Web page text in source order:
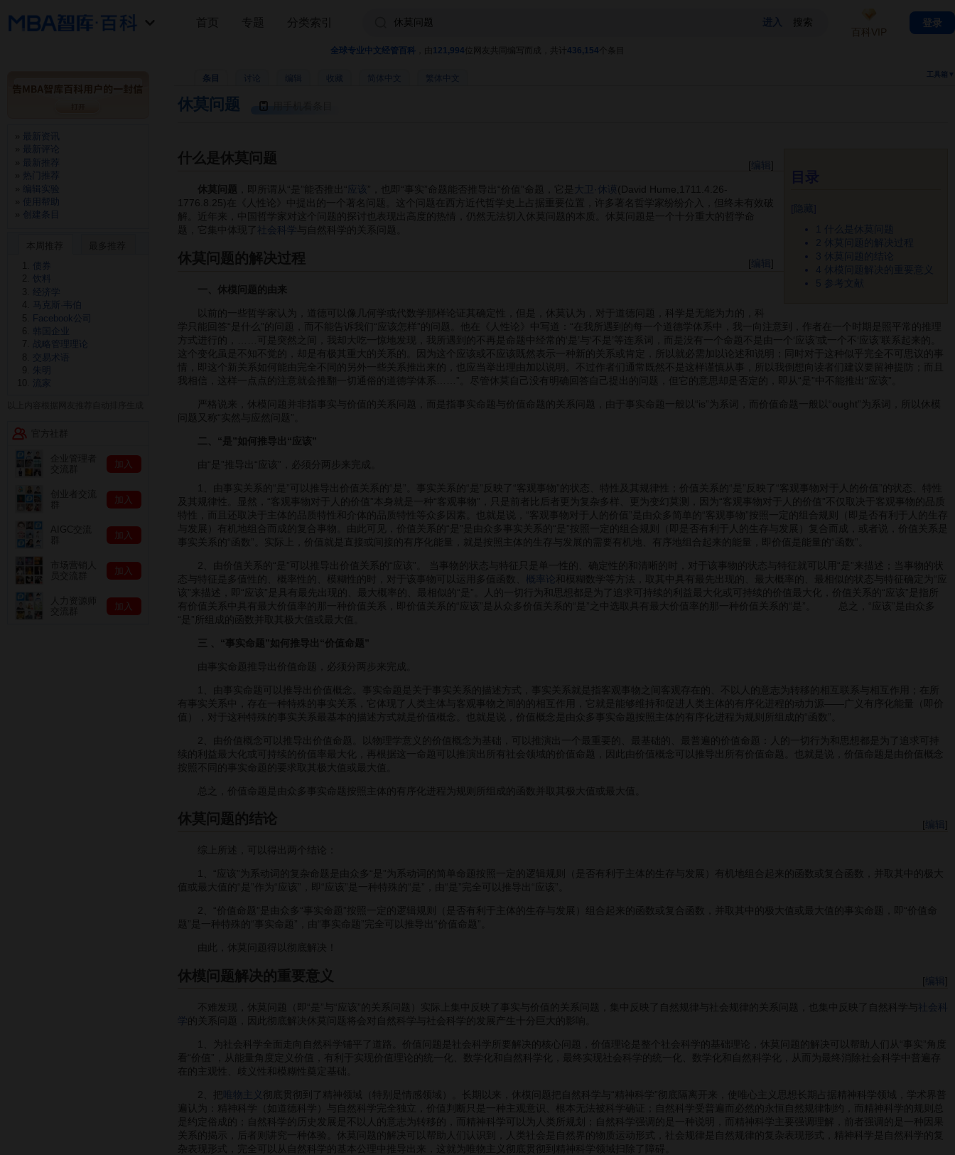
全球专业中文经管百科 121,994 位网友共同编写而成，共计 436,154 个条目
条目 收藏 工具箱▼
休莫问题
什么是休莫问题
2 休莫问题的解决过程
3 休莫问题的结论
4 休模问题解决的重要意义
5 参考文献
[编辑
什么是休莫问题
休莫问题 ，即所谓从“是”能否推出“ 应该 ”，也即“事实”命题能否推导出“价值”命题，它是 大卫·休谟 (David Hume,1711.4.26-
1776.8.25)在《人性论》中提出的一个著名问题。这个问题在西方近代哲学史上占据重要位置，许多著名哲学家纷纷介入，但终未有效破
解。近年来，中国哲学家对这个问题的探讨也表现出高度的热情，仍然无法切入休莫问题的本质。休莫问题是一个十分重大的哲学命
题，它集中体现了 社会科学 与自然科学的关系问题。
[编辑
休莫问题的解决过程
一、休模问题的由来
以前的一些哲学家认为，道德可以像几何学或代数学那样论证其确定性，但是，休莫认为，对于道德问题，科学是无能为力的，科
学只能回答“是什么”的问题，而不能告诉我们“应该怎样”的问题。他在《人性论》中写道：“在我所遇到的每一个道德学体系中，我一向注意到，作者在一个时期是照平常的推理
方式进行的，……可是突然之间，我却大吃一惊地发现，我所遇到的不再是命题中经常的‘是’与‘不是’等连系词，而是没有一个命题不是由一个‘应该’或一个不‘应该’联系起来的。
这个变化虽是不知不觉的，却是有极其重大的关系的。因为这个应该或不应该既然表示一种新的关系或肯定，所以就必需加以论述和说明；同时对于这种似乎完全不可思议的事
情，即这个新关系如何能由完全不同的另外一些关系推出来的，也应当举出理由加以说明。不过作者们通常既然不是这样谨慎从事，所以我倒想向读者们建议要留神提防；而且
我相信，这样一点点的注意就会推翻一切通俗的道德学体系……”。尽管休莫自己没有明确回答自己提出的问题，但它的意思却是否定的，即从“是”中不能推出“应该”。
严格说来，休模问题并非指事实与价值的关系问题，而是指事实命题与价值命题的关系问题，由于事实命题一般以“is”为系词，而价值命题一般以“ought”为系词，所以休模
问题又称“实然与应然问题”。
二、“是”如何推导出“应该”
由“是”推导出“应该”，必须分两步来完成。
1、由事实关系的“是”可以推导出价值关系的“是”。事实关系的“是”反映了“客观事物”的状态、特性及其规律性；价值关系的“是”反映了“客观事物对于人的价值”的状态、特性
及其规律性。显然，“客观事物对于人的价值”本身就是一种“客观事物”，只是前者比后者更为复杂多样、更为变幻莫测，因为“客观事物对于人的价值”不仅取决于客观事物的品质
特性，而且还取决于主体的品质特性和介体的品质特性等众多因素。也就是说，“客观事物对于人的价值”是由众多简单的“客观事物”按照一定的组合规则（即是否有利于人的生存
与发展）有机地组合而成的复合事物。由此可见，价值关系的“是”是由众多事实关系的“是”按照一定的组合规则（即是否有利于人的生存与发展）复合而成，或者说，价值关系是
事实关系的“函数”。实际上，价值就是直接或间接的有序化能量，就是按照主体的生存与发展的需要有机地、有序地组合起来的能量，即价值是能量的“函数”。
2、由价值关系的“是”可以推导出价值关系的“应该”。 当事物的状态与特征只是单一性的、确定性的和清晰的时，对于该事物的状态与特征就可以用“是”来描述；当事物的状
态与特征是多值性的、概率性的、模糊性的时，对于该事物可以运用多值函数、 概率论
和模糊数学等方法，取其中具有最先出现的、最大概率的、最相似的状态与特征确定为“应
该”来描述，即“应该”是具有最先出现的、最大概率的、最相似的“是”。人的一切行为和思想都是为了追求可持续的利益最大化或可持续的价值最大化，价值关系的“应该”是指所
有价值关系中具有最大价值率的那一种价值关系，即价值关系的“应该”是从众多价值关系的“是”之中选取具有最大价值率的那一种价值关系的“是”。 总之，“应该”是由众多
“是”所组成的函数并取其极大值或最大值。
三 、“事实命题”如何推导出“价值命题”
由事实命题推导出价值命题，必须分两步来完成。
1、由事实命题可以推导出价值概念。事实命题是关于事实关系的描述方式，事实关系就是指客观事物之间客观存在的、不以人的意志为转移的相互联系与相互作用；在所
有事实关系中，存在一种特殊的事实关系，它体现了人类主体与客观事物之间的的相互作用，它就是能够维持和促进人类主体的有序化进程的动力源——广义有序化能量（即价
值），对于这种特殊的事实关系最基本的描述方式就是价值概念。也就是说，价值概念是由众多事实命题按照主体的有序化进程为规则所组成的“函数”。
2、由价值概念可以推导出价值命题。以物理学意义的价值概念为基础，可以推演出一个最重要的、最基础的、最普遍的价值命题：人的一切行为和思想都是为了追求可持
续的利益最大化或可持续的价值率最大化，再根据这一命题可以推演出所有社会领域的价值命题，因此由价值概念可以推导出所有价值命题。也就是说，价值命题是由价值概念
按照不同的事实命题的要求取其极大值或最大值。
总之，价值命题是由众多事实命题按照主体的有序化进程为规则所组成的函数并取其极大值或最大值。
[编辑
休莫问题的结论
综上所述，可以得出两个结论：
1、“应该”为系动词的复杂命题是由众多“是”为系动词的简单命题按照一定的逻辑规则（是否有利于主体的生存与发展）有机地组合起来的函数或复合函数，并取其中的极大
值或最大值的“是”作为“应该”，即“应该”是一种特殊的“是”，由“是”完全可以推导出“应该”。
2、“价值命题”是由众多“事实命题”按照一定的逻辑规则（是否有利于主体的生存与发展）组合起来的函数或复合函数，并取其中的极大值或最大值的事实命题，即“价值命
题”是一种特殊的“事实命题”，由“事实命题”完全可以推导出“价值命题”。
由此，休莫问题得以彻底解决！
[编辑
休模问题解决的重要意义
不难发现，休莫问题（即“是”与“应该”的关系问题）实际上集中反映了事实与价值的关系问题，集中反映了自然规律与社会规律的关系问题，也集中反映了自然科学与
社会科
学的关系问题，因此彻底解决休莫问题将会对自然科学与社会科学的发展产生十分巨大的影响。
1、为社会科学全面走向自然科学铺平了道路。价值问题是社会科学所要解决的核心问题，价值理论是整个社会科学的基础理论，休莫问题的解决可以帮助人们从“事实”角度
看“价值”，从能量角度定义价值，有利于实现价值理论的统一化、数学化和自然科学化，最终实现社会科学的统一化、数学化和自然科学化，从而为最终消除社会科学中普遍存
在的主观性、歧义性和模糊性奠定基础。
2、把 唯物主义
彻底贯彻到了精神领域（特别是情感领域）。长期以来，休模问题把自然科学与“精神科学”彻底隔离开来，使唯心主义思想长期占据精神科学领域，学术界普
遍认为：精神科学（如道德科学）与自然科学完全独立，价值判断只是一种主观意识、根本无法被科学确证；自然科学受普遍而必然的永恒自然规律制约，而精神科学的规则总
是约定俗成的；自然科学的历史发展是不以人的意志为转移的，而精神科学可以为人类所规划；自然科学强调的是一种说明，而精神科学主要强调理解，前者强调的是一种因果
关系的揭示，后者则讲究一种体验。休莫问题的解决可以帮助人们认识到，人类社会是自然界的物质运动形式，社会规律是自然规律的复杂表现形式，精神科学是自然科学的复
杂表现形式，完全可以从自然科学的基本公理中推导出来，这就为唯物主义彻底贯彻到精神科学领域扫除了障碍。
首页 专题 分类索引
百科VIP
登录
最新资讯
最新评论
最新推荐
热门推荐
编辑实验
使用帮助
创建条目
债券
饮料
经济学
马克斯·韦伯
Facebook公司
韩国企业
战略管理理论
交易术语
朱明
流家
加入
加入
加入
加入
加入